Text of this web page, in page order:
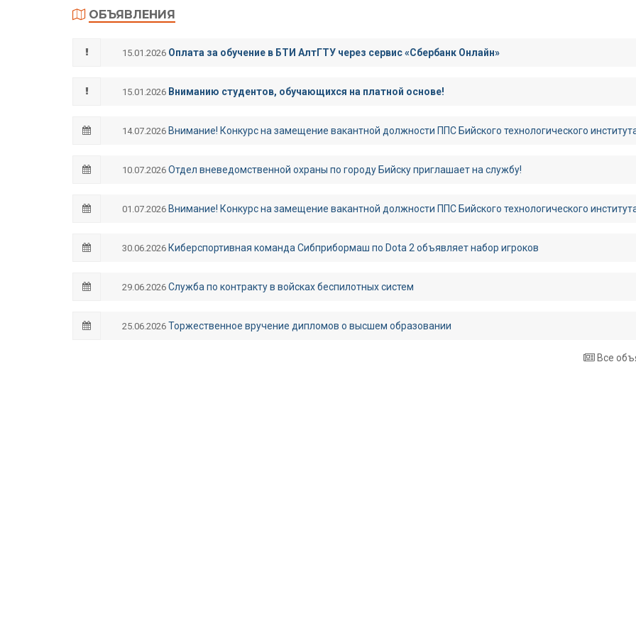
ОБЪЯВЛЕНИЯ
15.01.2026 Оплата за обучение в БТИ АлтГТУ через сервис «Сбербанк Онлайн»
15.01.2026 Вниманию студентов, обучающихся на платной основе!
14.07.2026 Внимание! Конкурс на замещение вакантной должности ППС Бийского технологического
10.07.2026 Отдел вневедомственной охраны по городу Бийску приглашает на службу!
01.07.2026 Внимание! Конкурс на замещение вакантной должности ППС Бийского технологического
30.06.2026 Киберспортивная команда Сибприбормаш по Dota 2 объявляет набор игроков
29.06.2026 Служба по контракту в войсках беспилотных систем
25.06.2026 Торжественное вручение дипломов о высшем образовании
Все